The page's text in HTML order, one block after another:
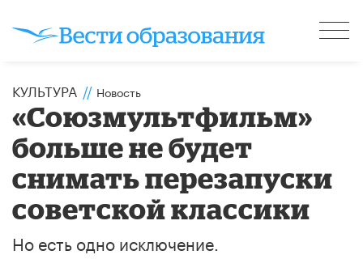
КУЛЬТУРА // Новость
«Союзмультфильм»
больше не будет
снимать перезапуски
советской классики
Но есть одно исключение.